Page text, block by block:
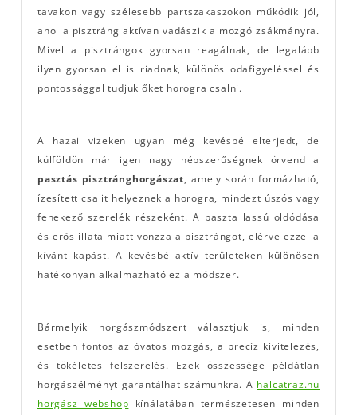
tavakon vagy szélesebb partszakaszokon működik jól,
ahol a pisztráng aktívan vadászik a mozgó zsákmányra.
Mivel a pisztrángok gyorsan reagálnak, de legalább
ilyen gyorsan el is riadnak, különös odafigyeléssel és
pontossággal tudjuk őket horogra csalni.
A hazai vizeken ugyan még kevésbé elterjedt, de
külföldön már igen nagy népszerűségnek örvend a
pasztás pisztránghorgászat, amely során formázható,
ízesített csalit helyeznek a horogra, mindezt úszós vagy
fenekező szerelék részeként. A paszta lassú oldódása
és erős illata miatt vonzza a pisztrángot, elérve ezzel a
kívánt kapást. A kevésbé aktív területeken különösen
hatékonyan alkalmazható ez a módszer.
Bármelyik horgászmódszert választjuk is, minden
esetben fontos az óvatos mozgás, a precíz kivitelezés,
és tökéletes felszerelés. Ezek összessége példátlan
horgászélményt garantálhat számunkra. A halcatraz.hu
horgász webshop kínálatában természetesen minden